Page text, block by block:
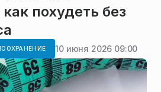
похудеть без
10 июня 2026 09:00